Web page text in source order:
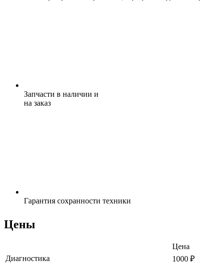
Запчасти в наличии и
на заказ
Гарантия сохранности техники
Цены
Цена
Диагностика
1000 ₽